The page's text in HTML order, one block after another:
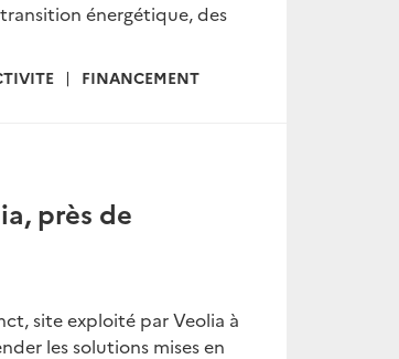
énergétique, des
FINANCEMENT
près de
site exploité par Veolia à
les solutions mises en